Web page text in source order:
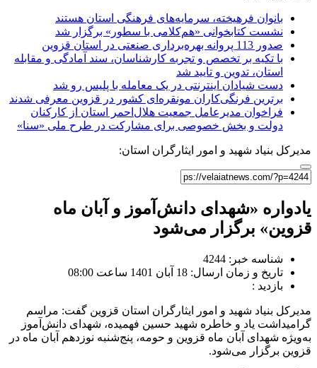
بانوان فرهیخته، سرمایه‌های فرهنگی استان هستند
نشست کتابخوانی «هم‌کلامی با سطور» برگزار شد
صدور 113 پروانه بهره‌برداری صنعتی در استان قزوین
با تکیه بر تخصص و تجربه کارشناسان، سند آمادگی و مقابله
استان، تدوین و تایید شد
دست شیادان اینترنتی در یک معامله با پلیس رو شد
برترین فرنگی‌کاران مونقره‌ای کشور در قزوین معرفی شدند
فراخوان مدیرعامل جمعیت هلال‌احمر استان از کارکنان
دولت و بخش خصوصی برای مشارکت در طرح ملی «سنا»
مدیرکل بنیاد شهید و امور ایثارگران استان:
یادواره «شهدای دانش‌آموز و آبان ماه
قزوین» برگزار می‌شود
شناسه خبر: 4244
تاریخ و زمان ارسال: 18 آبان 1401 ساعت 08:00
بازدید :
مدیرکل بنیاد شهید و امور ایثارگران استان قزوین گفت: مراسم
گرامیداشت یاد و خاطره شهید حسین فهمیده، شهدای دانش‌آموز
به‌ویژه شهدای آبان ماه قزوین و حومه، پنج‌شنبه نوزدهم آبان ماه در
قزوین برگزار می‌شود.